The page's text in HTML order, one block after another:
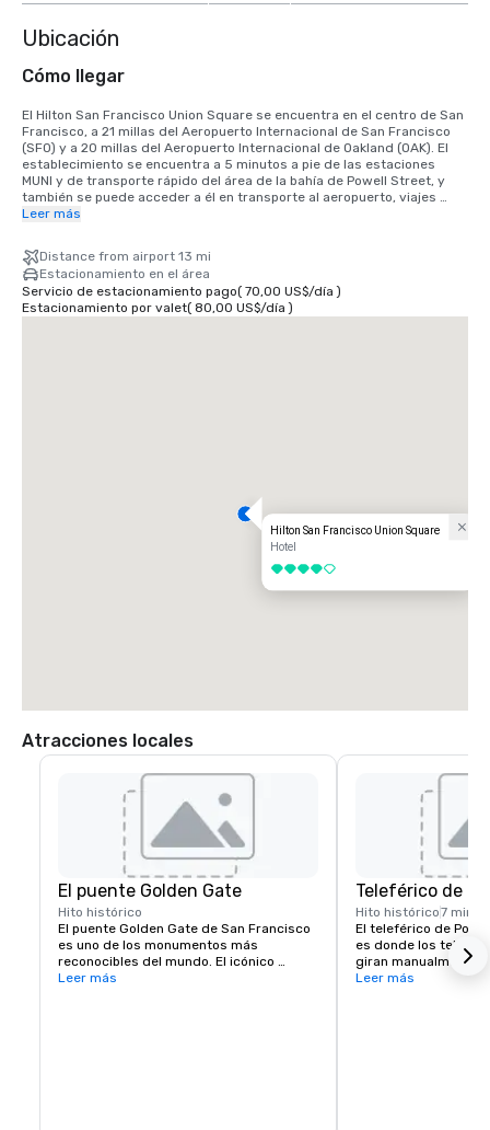
Ubicación
Cómo llegar
El Hilton San Francisco Union Square se encuentra en el centro de San
Francisco, a 21 millas del Aeropuerto Internacional de San Francisco
(SFO) y a 20 millas del Aeropuerto Internacional de Oakland (OAK). El
establecimiento se encuentra a 5 minutos a pie de las estaciones
MUNI y de transporte rápido del área de la bahía de Powell Street, y
también se puede acceder a él en transporte al aeropuerto, viajes
compartidos y taxi. A 25 minutos en coche del aeropuerto
Leer más
Distance from airport 13 mi
Estacionamiento en el área
Servicio de estacionamiento pago( 70,00 US$/día )
Estacionamiento por valet( 80,00 US$/día )
Hilton San Francisco Union Square
Hotel
4 de 5
Atracciones locales
El puente Golden Gate
Hito histórico
El puente Golden Gate de San Francisco
es uno de los monumentos más
reconocibles del mundo. El icónico
puente colgante es conocido por su
Leer más
Teleférico de
Hito histórico7 min
El teleférico de
es donde los
giran manualmente
dirección. Ubicado
Leer más